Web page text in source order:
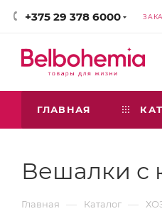
+375 29 378 6000
ГЛАВНАЯ
Вешалки с
Главная — Каталог —